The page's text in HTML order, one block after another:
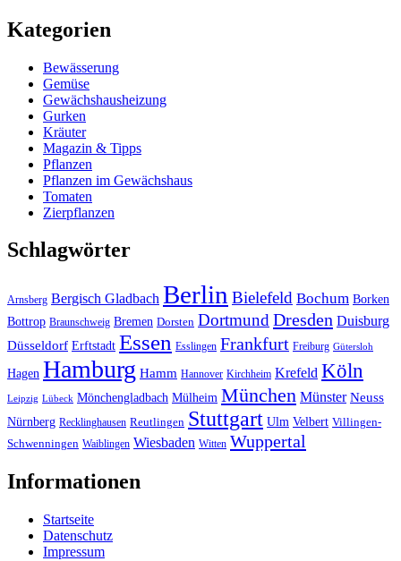
Kategorien
Bewässerung
Gemüse
Gewächshausheizung
Gurken
Kräuter
Magazin & Tipps
Pflanzen
Pflanzen im Gewächshaus
Tomaten
Zierpflanzen
Schlagwörter
Arnsberg Bergisch Gladbach Berlin Bielefeld Bochum Borken
Bottrop Braunschweig Bremen Dorsten DortmundDresden Duisburg
Düsseldorf Erftstadt Essen Esslingen Frankfurt Freiburg Gütersloh
Hagen Hamburg Hamm Hannover Kirchheim Krefeld Köln
Leipzig Lübeck Mönchengladbach Mülheim München Münster Neuss
Nürnberg Recklinghausen Reutlingen Stuttgart Ulm Velbert Villingen-
Schwenningen Waiblingen Wiesbaden Witten Wuppertal
Informationen
Startseite
Datenschutz
Impressum